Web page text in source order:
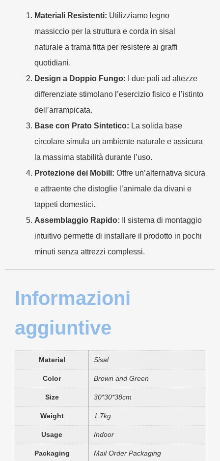
Materiali Resistenti: Utilizziamo legno
massiccio per la struttura e corda in sisal
naturale a trama fitta per resistere ai graffi
quotidiani.
Design a Doppio Fungo: I due pali ad altezze
differenziate stimolano l’esercizio fisico e l’istinto
dell’arrampicata.
Base con Prato Sintetico: La solida base
circolare simula un ambiente naturale e assicura
la massima stabilità durante l’uso.
Protezione dei Mobili: Offre un’alternativa sicura
e attraente che distoglie l’animale da divani e
tappeti domestici.
Assemblaggio Rapido: Il sistema di montaggio
intuitivo permette di installare il prodotto in pochi
minuti senza attrezzi complessi.
Informazioni
aggiuntive
Material Sisal
Color Brown and Green
Size 30*30*38cm
Weight 1.7kg
Usage Indoor
Packaging Mail Order Packaging